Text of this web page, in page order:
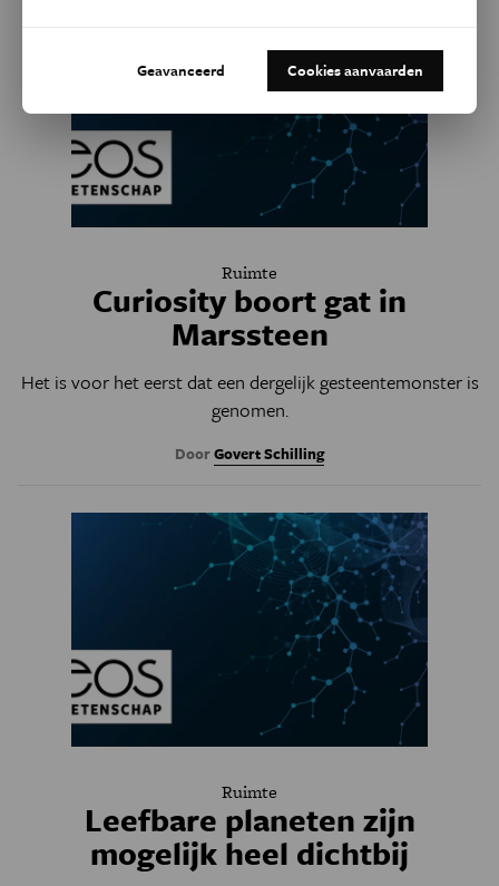
Ruimte
Curiosity boort gat in
Marssteen
Het is voor het eerst dat een dergelijk gesteentemonster is
genomen.
DoorGovert Schilling
Ruimte
Leefbare planeten zijn
mogelijk heel dichtbij
Geavanceerd Cookies aanvaarden